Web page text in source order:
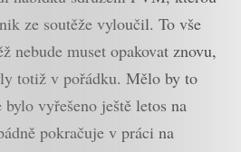
ze soutěže vyloučil. To vše
nebude muset opakovat znovu,
totiž v pořádku. Mělo by to
vyřešeno ještě letos na
pokračuje v práci na